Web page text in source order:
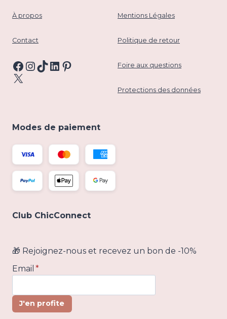
À propos
Contact
Facebook
Instagram
TikTok
LinkedIn
Pinterest
X
Mentions Légales
Politique de retour
Foire aux questions
Protections des données
Modes de paiement
Club ChicConnect
🎁 Rejoignez-nous et recevez un bon de -10%
Email *
J'en profite